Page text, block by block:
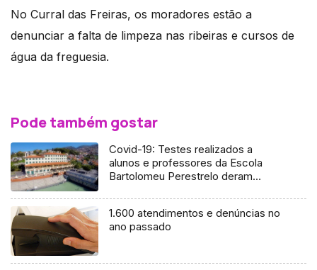
No Curral das Freiras, os moradores estão a
denunciar a falta de limpeza nas ribeiras e cursos de
água da freguesia.
Pode também gostar
Covid-19: Testes realizados a
alunos e professores da Escola
Bartolomeu Perestrelo deram
1.600 atendimentos e denúncias no
ano passado